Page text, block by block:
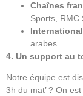
Chaînes
Sports, RMC
International
arabes…
4. Un support au
Notre équipe est
3h du mat’ ? On